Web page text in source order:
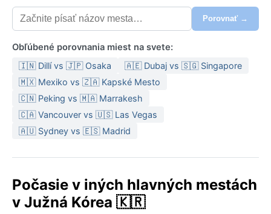
Porovnať →
Obľúbené porovnania miest na svete:
🇮🇳 Dillí vs 🇯🇵 Osaka
🇦🇪 Dubaj vs 🇸🇬 Singapore
🇲🇽 Mexiko vs 🇿🇦 Kapské Mesto
🇨🇳 Peking vs 🇲🇦 Marrakesh
🇨🇦 Vancouver vs 🇺🇸 Las Vegas
🇦🇺 Sydney vs 🇪🇸 Madrid
Počasie v iných hlavných mestách
v Južná Kórea 🇰🇷